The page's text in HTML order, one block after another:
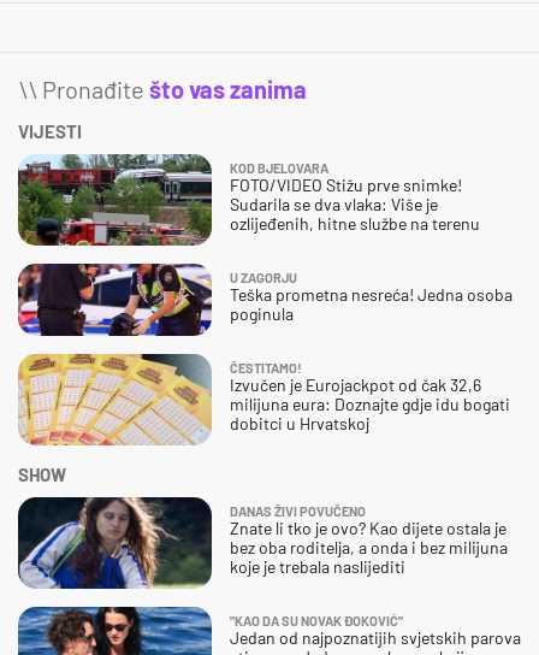
\\ Pronađite što vas zanima
VIJESTI
KOD BJELOVARA
FOTO/VIDEO Stižu prve snimke!
Sudarila se dva vlaka: Više je
ozlijeđenih, hitne službe na terenu
U ZAGORJU
Teška prometna nesreća! Jedna osoba
poginula
ČESTITAMO!
Izvučen je Eurojackpot od čak 32,6
milijuna eura: Doznajte gdje idu bogati
dobitci u Hrvatskoj
SHOW
DANAS ŽIVI POVUČENO
Znate li tko je ovo? Kao dijete ostala je
bez oba roditelja, a onda i bez milijuna
koje je trebala naslijediti
"KAO DA SU NOVAK ĐOKOVIĆ"
Jedan od najpoznatijih svjetskih parova